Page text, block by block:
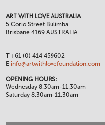
ART WITH LOVE AUSTRALIA
5 Corio Street Bulimba
Brisbane 4169 AUSTRALIA
T+61 (0) 414 459602
E info@artwithlovefoundation.com
OPENING HOURS:
Wednesday 8.30am-11.30am
Saturday 8.30am-11.30am